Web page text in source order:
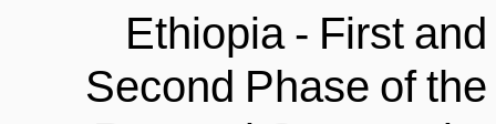
Ethiopia - First
Second Phase of